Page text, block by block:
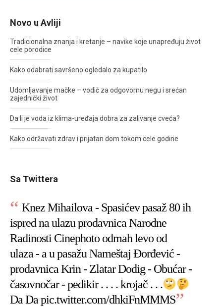
Novo u Avliji
Tradicionalna znanja i kretanje – navike koje unapređuju život
cele porodice
Kako odabrati savršeno ogledalo za kupatilo
Udomljavanje mačke – vodič za odgovornu negu i srećan
zajednički život
Da li je voda iz klima-uređaja dobra za zalivanje cveća?
Kako održavati zdrav i prijatan dom tokom cele godine
Sa Twittera
Knez Mihailova - Spasićev pasaž 80 ih
ispred na ulazu prodavnica Narodne
Radinosti Cinephoto odmah levo od
ulaza - a u pasažu Nameštaj Đorđević -
prodavnica Krin - Zlatar Dodig - Obućar -
časovnočar - pedikir . . . . krojač . . .
Da Dapic.twitter.com/dhkiFnMMMS